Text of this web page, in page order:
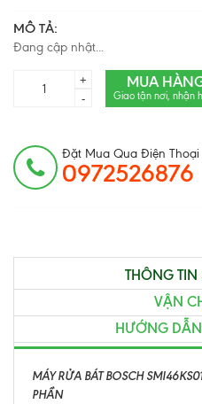
MÔ TẢ:
Đang cập nhật...
+
-
MUA
Giao tận nơi, nhận
Đặt Mua Qua Điện
0972526876
THÔNG
VẬN
HƯỚNG
MÁY RỬA BÁT BOSCH
PHẦN